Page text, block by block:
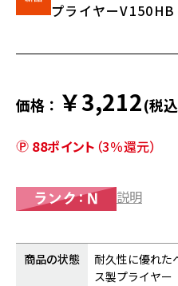
プライヤーV150HB
価格： ￥3,212(税
88ポイント （3％還元）
説明
商品の状態
耐久性に優れた
ス製プライヤー